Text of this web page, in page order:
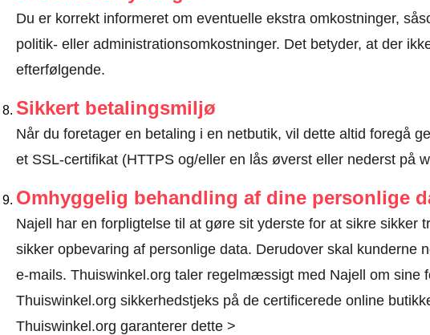
Du er korrekt informeret om eventuelle ekstra omkostninger,
politik- eller administrationsomkostninger. Det betyder, at der
efterfølgende.
Sikkert betalingsmiljø
Når du foretager en betaling i en netbutik, vil dette altid foregå
et SSL-certifikat (HTTPS og/eller en lås øverst eller nederst på
Omhyggelig behandling af dine personlige
Najell har en forpligtelse til at gøre sit yderste for at sikre sikker
sikker opbevaring af personlige data. Derudover skal kunderne
e-mails. Thuiswinkel.org taler regelmæssigt med Najell om sine
Thuiswinkel.org sikkerhedstjeks på de certificerede online
Thuiswinkel.org garanterer dette >